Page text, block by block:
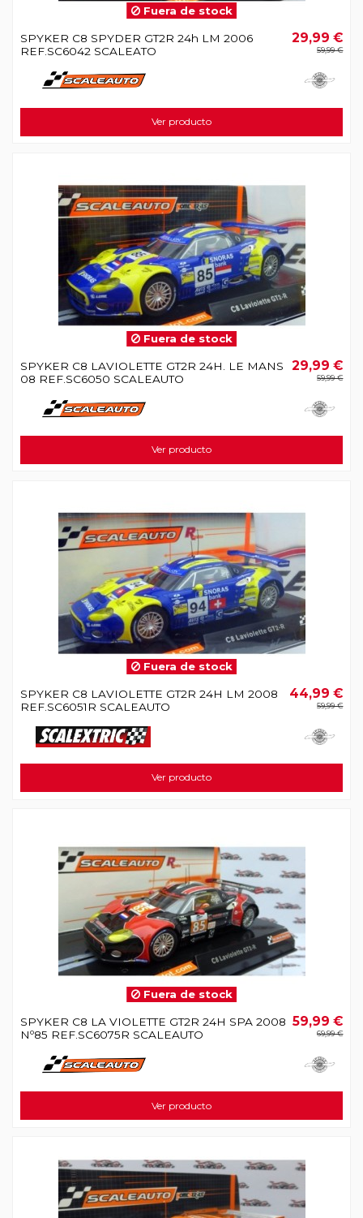
Fuera de stock
SPYKER C8 SPYDER GT2R 24h LM 2006
REF.SC6042 SCALEATO
29,99 €
59,99 €
Ver producto
Fuera de stock
SPYKER C8 LAVIOLETTE GT2R 24H. LE MANS
08 REF.SC6050 SCALEAUTO
29,99 €
59,99 €
Ver producto
Fuera de stock
SPYKER C8 LAVIOLETTE GT2R 24H LM 2008
REF.SC6051R SCALEAUTO
44,99 €
59,99 €
Ver producto
Fuera de stock
SPYKER C8 LA VIOLETTE GT2R 24H SPA 2008
Nº85 REF.SC6075R SCALEAUTO
59,99 €
69,99 €
Ver producto